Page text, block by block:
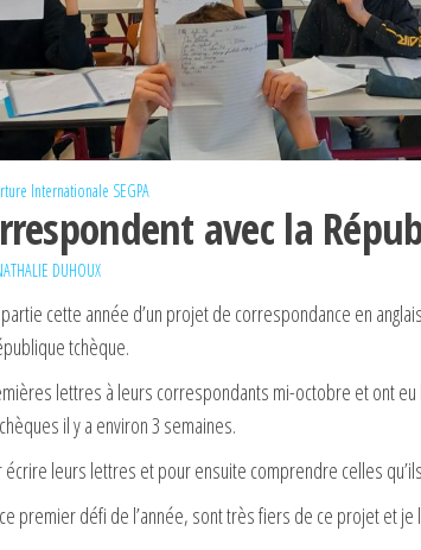
Internationale SEGPA
avec la
DUHOUX
cette année d’un projet de correspondance en
tchèque.
lettres à leurs correspondants mi-octobre et ont
il y a environ 3 semaines.
leurs lettres et pour ensuite comprendre celles
premier défi de l’année, sont très fiers de ce projet et